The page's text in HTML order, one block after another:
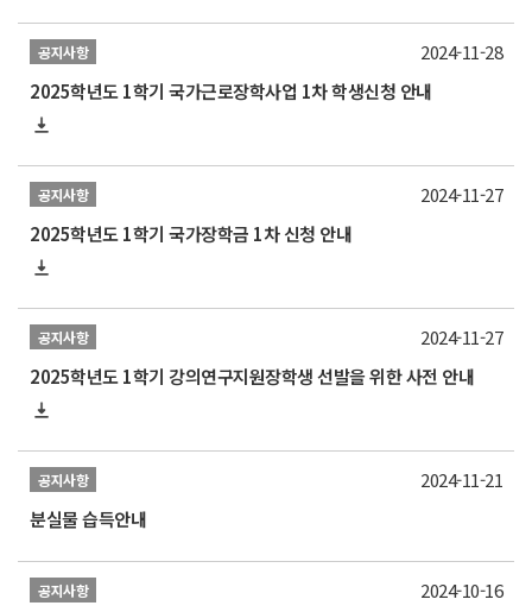
공지사항
2025학년도 1학기 국가근로장학사업 1차 학생신청 안내
2024-11-28
공지사항
2025학년도 1학기 국가장학금 1차 신청 안내
2024-11-27
공지사항
2025학년도 1학기 강의연구지원장학생 선발을 위한 사전 안내
2024-11-27
공지사항
분실물 습득안내
2024-11-21
공지사항 2024-10-16